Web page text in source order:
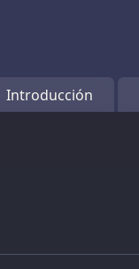
Introducción